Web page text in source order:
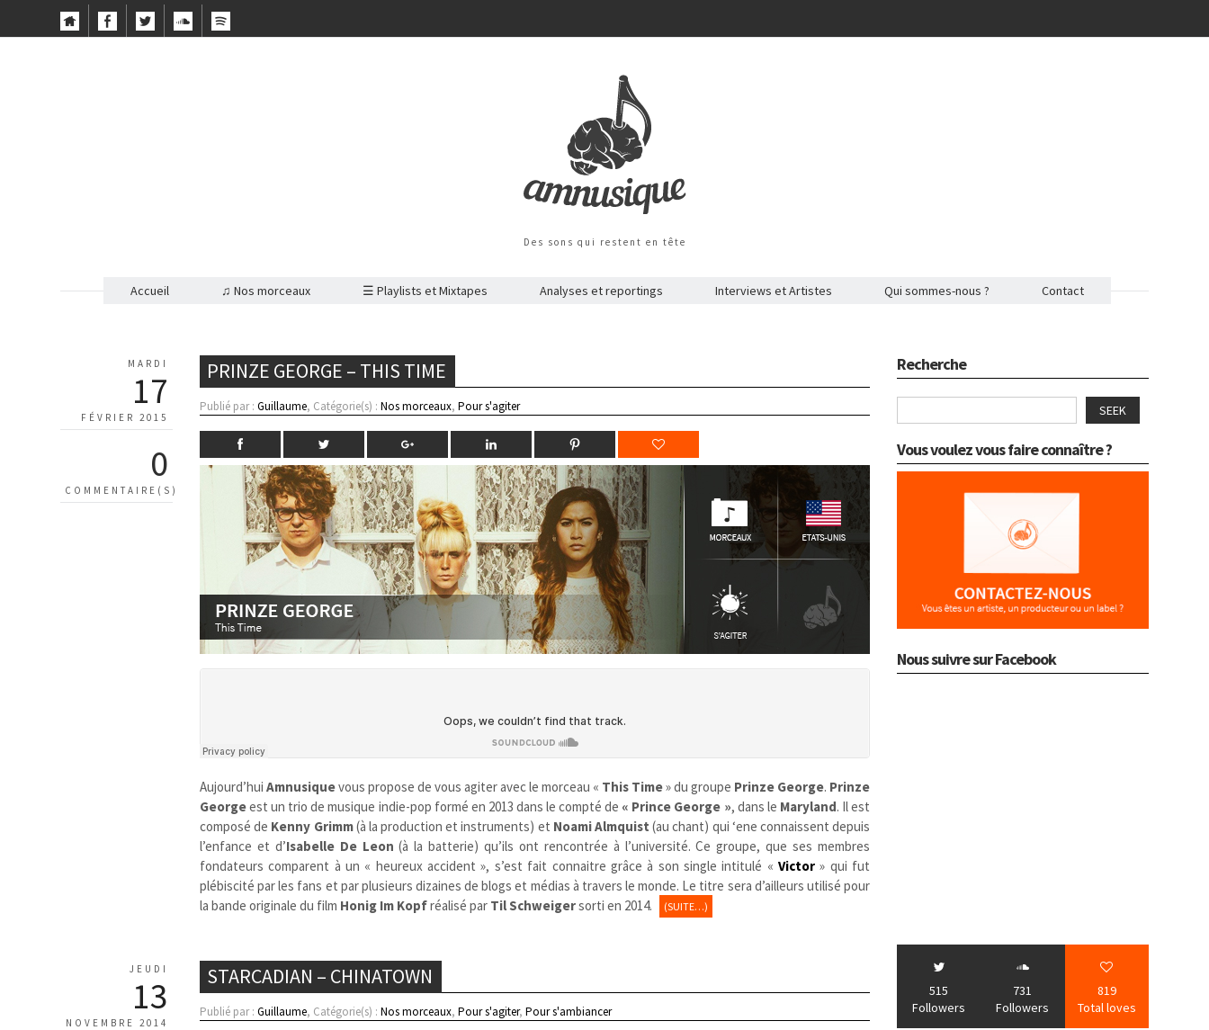
Des sons qui restent en tête
Accueil ♫ Nos morceaux ☰ Playlists et Mixtapes Analyses et reportings Interviews et Artistes Qui sommes-nous ? Contact
MARDI
17
FÉVRIER 2015
0
COMMENTAIRE(S)
PRINZE GEORGE – THIS TIME
Publié par :Guillaume, Catégorie(s) :Nos morceaux,Pour s'agiter
Aujourd’huiAmnusiquevous propose de vous agiter avec le morceau « This Time» du groupe Prinze George. Prinze
Georgeest un trio de musique indie-pop formé en 2013 dans le compté de « Prince George », dans le Maryland. Il est
composé de Kenny Grimm(à la production et instruments) et Noami Almquist (au chant) qui ‘ene connaissent depuis
l’enfance et d’Isabelle De Leon (à la batterie) qu’ils ont rencontrée à l’université. Ce groupe, que ses membres
fondateurs comparent à un « heureux accident », s’est fait connaitre grâce à son single intitulé « Victor» qui fut
plébiscité par les fans et par plusieurs dizaines de blogs et médias à travers le monde. Le titre sera d’ailleurs utilisé pour
la bande originale du film Honig Im Kopfréalisé par Til Schweigersorti en 2014. (SUITE…)
JEUDI
13
NOVEMBRE 2014
STARCADIAN – CHINATOWN
Publié par :Guillaume, Catégorie(s) :Nos morceaux,Pour s'agiter,Pour s'ambiancer
Recherche
SEEK
Vous voulez vous faire connaître ?
Nous suivre sur Facebook
515
Followers
731
Followers
819
Total loves